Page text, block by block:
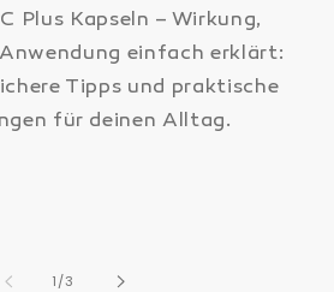
Plus Kapseln – Wirkung,
einfach erklärt:
Tipps und praktische
für deinen Alltag.
1/
von
3